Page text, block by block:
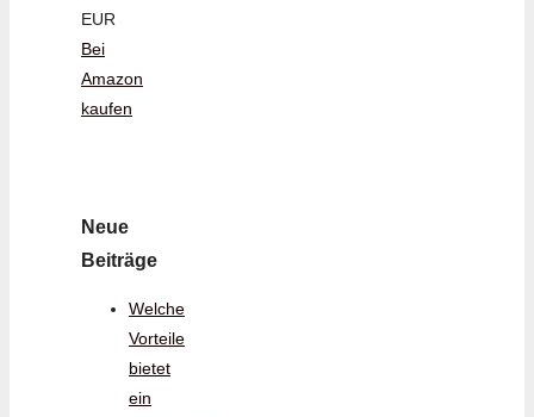
EUR
Bei
Amazon
kaufen
Neue
Beiträge
Welche
Vorteile
bietet
ein